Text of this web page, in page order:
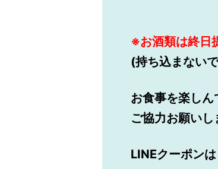
※お酒類は終日
(持ち込まない
お食事を楽しん
ご協力お願いし
LINEクーポン